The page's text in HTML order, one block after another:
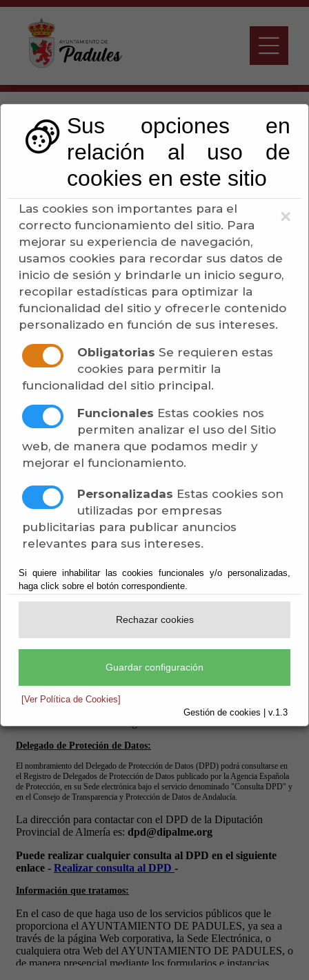
×
Sus opciones en
relación al uso de
cookies en este sitio
Las cookies son importantes para el
correcto funcionamiento del sitio. Para
mejorar su experiencia de navegación,
usamos cookies para recordar sus datos de
inicio de sesión y brindarle un inicio seguro,
recopilar estadísticas para optimizar la
funcionalidad del sitio y ofrecerle contenido
personalizado en función de sus intereses.
Obligatorias Se requieren estas
cookies para permitir la
funcionalidad del sitio principal.
Funcionales Estas cookies nos
permiten analizar el uso del Sitio
web, de manera que podamos medir y
mejorar el funcionamiento.
Personalizadas Estas cookies son
utilizadas por empresas
publicitarias para publicar anuncios
relevantes para sus intereses.
Si quiere inhabilitar las cookies funcionales y/o personalizadas,
haga click sobre el botón correspondiente.
Rechazar cookies
Guardar configuración
[Ver Política de Cookies]
Gestión de cookies | v.1.3
Política de Privacidad